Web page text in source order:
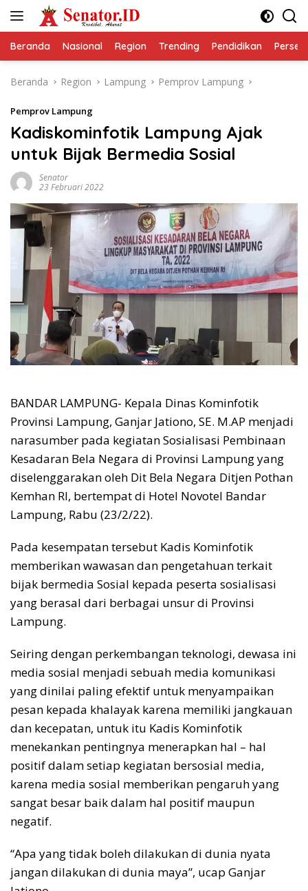
Beranda Nasional Region Trending Pendidikan
Beranda Region Lampung Pemprov Lampung
Pemprov Lampung
Kadiskominfotik Lampung Ajak
untuk Bijak Bermedia Sosial
Senator
23 Februari 2022
BANDAR LAMPUNG- Kepala Dinas Kominfotik
Provinsi Lampung, Ganjar Jationo, SE. M.AP menjadi
narasumber pada kegiatan Sosialisasi Pembinaan
Kesadaran Bela Negara di Provinsi Lampung yang
diselenggarakan oleh Dit Bela Negara Ditjen Pothan
Kemhan RI, bertempat di Hotel Novotel Bandar
Lampung, Rabu (23/2/22).
Pada kesempatan tersebut Kadis Kominfotik
memberikan wawasan dan pengetahuan terkait
bijak bermedia Sosial kepada peserta sosialisasi
yang berasal dari berbagai unsur di Provinsi
Lampung.
Seiring dengan perkembangan teknologi, dewasa ini
media sosial menjadi sebuah media komunikasi
yang dinilai paling efektif untuk menyampaikan
pesan kepada khalayak karena memiliki jangkauan
dan kecepatan, untuk itu Kadis Kominfotik
menekankan pentingnya menerapkan hal – hal
positif dalam setiap kegiatan bersosial media,
karena media sosial memberikan pengaruh yang
sangat besar baik dalam hal positif maupun
negatif.
“Apa yang tidak boleh dilakukan di dunia nyata
jangan dilakukan di dunia maya”, ucap Ganjar